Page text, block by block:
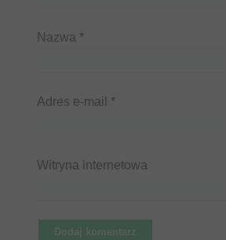
Nazwa *
Adres e-mail *
Witryna internetowa